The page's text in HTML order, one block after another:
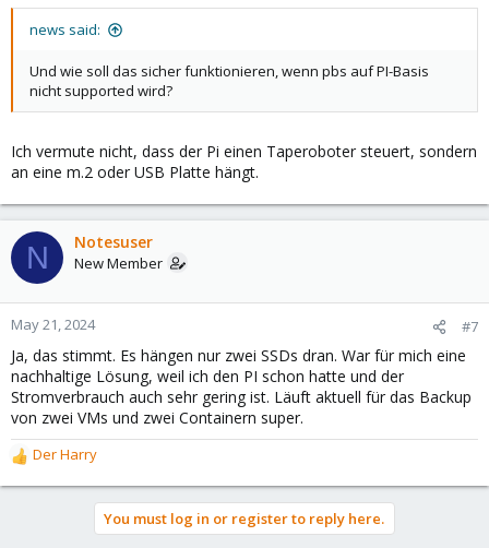
news said:
Und wie soll das sicher funktionieren, wenn pbs auf PI-Basis
nicht supported wird?
Ich vermute nicht, dass der Pi einen Taperoboter steuert, sondern
an eine m.2 oder USB Platte hängt.
N Notesuser
New Member
May 21, 2024 #7
Ja, das stimmt. Es hängen nur zwei SSDs dran. War für mich eine
nachhaltige Lösung, weil ich den PI schon hatte und der
Stromverbrauch auch sehr gering ist. Läuft aktuell für das Backup
von zwei VMs und zwei Containern super.
R
e
Der Harry
You must log in or register to reply here.